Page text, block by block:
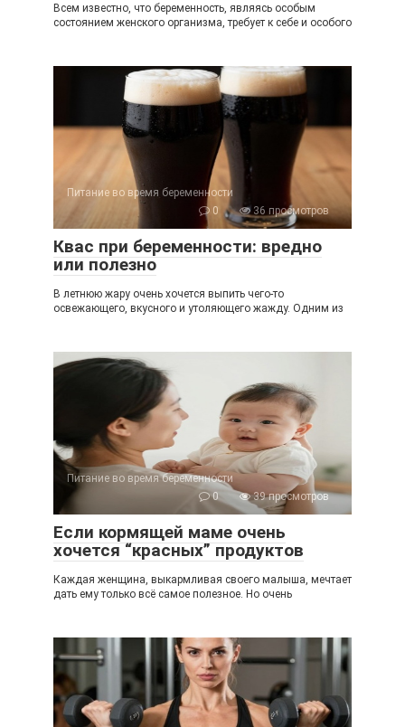
Всем известно, что беременность, являясь особым
состоянием женского организма, требует к себе и особого
Питание во время беременности
0
36 просмотров
Квас при беременности: вредно
или полезно
В летнюю жару очень хочется выпить чего-то
освежающего, вкусного и утоляющего жажду. Одним из
Питание во время беременности
0
39 просмотров
Если кормящей маме очень
хочется “красных” продуктов
Каждая женщина, выкармливая своего малыша, мечтает
дать ему только всё самое полезное. Но очень